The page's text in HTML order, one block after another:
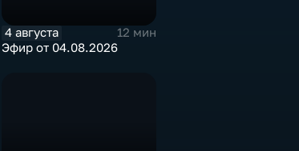
4 августа
12 мин
Эфир от 04.08.2026